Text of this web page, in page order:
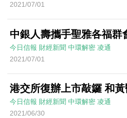
2021/07/01
中銀人壽攜手聖雅各福群
今日信報 財經新聞 中環解密 凌通
2021/07/01
港交所復辦上市敲鑼 和
今日信報 財經新聞 中環解密 凌通
2021/06/30